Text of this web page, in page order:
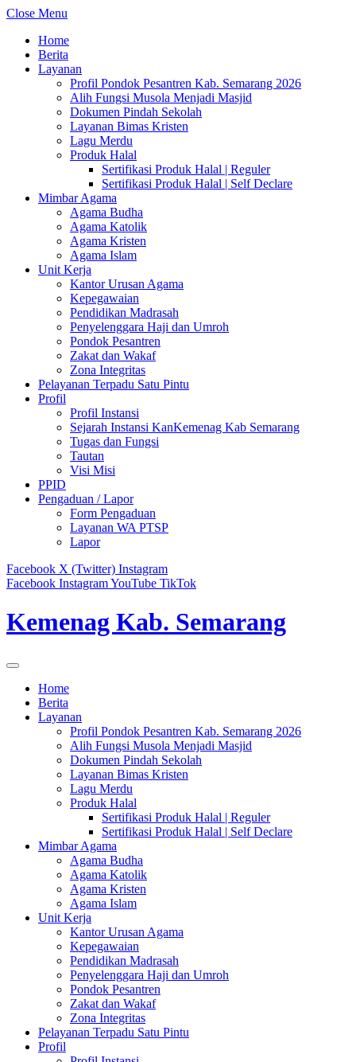
Close Menu
Home
Berita
Layanan
Profil Pondok Pesantren Kab. Semarang 2026
Alih Fungsi Musola Menjadi Masjid
Dokumen Pindah Sekolah
Layanan Bimas Kristen
Lagu Merdu
Produk Halal
Sertifikasi Produk Halal | Reguler
Sertifikasi Produk Halal | Self Declare
Mimbar Agama
Agama Budha
Agama Katolik
Agama Kristen
Agama Islam
Unit Kerja
Kantor Urusan Agama
Kepegawaian
Pendidikan Madrasah
Penyelenggara Haji dan Umroh
Pondok Pesantren
Zakat dan Wakaf
Zona Integritas
Pelayanan Terpadu Satu Pintu
Profil
Profil Instansi
Sejarah Instansi KanKemenag Kab Semarang
Tugas dan Fungsi
Tautan
Visi Misi
PPID
Pengaduan / Lapor
Form Pengaduan
Layanan WA PTSP
Lapor
Facebook X (Twitter) Instagram
Facebook InstagramYouTube TikTok
Kemenag Kab. Semarang
Home
Berita
Layanan
Profil Pondok Pesantren Kab. Semarang 2026
Alih Fungsi Musola Menjadi Masjid
Dokumen Pindah Sekolah
Layanan Bimas Kristen
Lagu Merdu
Produk Halal
Sertifikasi Produk Halal | Reguler
Sertifikasi Produk Halal | Self Declare
Mimbar Agama
Agama Budha
Agama Katolik
Agama Kristen
Agama Islam
Unit Kerja
Kantor Urusan Agama
Kepegawaian
Pendidikan Madrasah
Penyelenggara Haji dan Umroh
Pondok Pesantren
Zakat dan Wakaf
Zona Integritas
Pelayanan Terpadu Satu Pintu
Profil